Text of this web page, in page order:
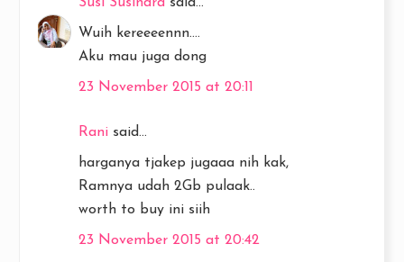
Susi Susindra said...
Wuih kereeeennn....
Aku mau juga dong
23 November 2015 at 20:11
Rani said...
harganya tjakep jugaaa nih kak,
Ramnya udah 2Gb pulaak..
worth to buy ini siih
23 November 2015 at 20:42